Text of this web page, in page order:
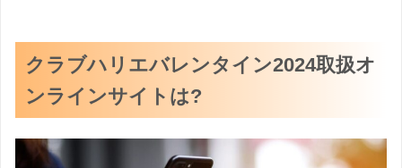
クラブハリエバレンタイン2024取扱オ
ンラインサイトは?